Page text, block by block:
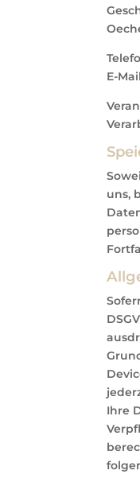
E-
uns,
Ihre